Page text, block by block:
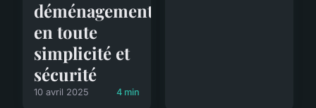
déménagement
en toute
simplicité et
sécurité
10 avril 2025 4 min